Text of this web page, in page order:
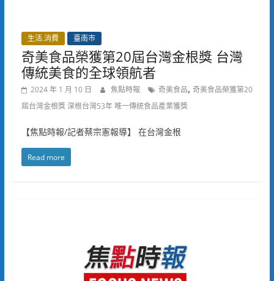
生活.消費 臺南市
奇美食品榮獲第20屆台灣金根獎 台灣
傳統美食的全球領航者
2024 年 1 月 10 日 焦點時報 奇美食品, 奇美食品榮獲第20
屆台灣金根獎 深根台灣53年 唯一傳統食品產業獲獎
【焦點時報/記者蔡宗憲報導】 在台灣金根
Read more